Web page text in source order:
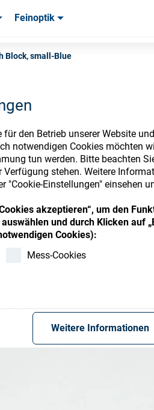
für den Betrieb unserer Website
notwendigen Cookies möchten
tun werden. Bitte beachten
Verfügung stehen. Weitere
"Cookie-Einstellungen" einsehen
akzeptieren“, um den
und durch Klicken auf
Cookies):
Mess-Cookies
Weitere Informationen
Feinoptik
Block, small-Blue
to access your